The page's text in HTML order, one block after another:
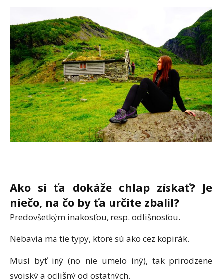
Ako si ťa dokáže chlap získať? Je
niečo, na čo by ťa určite zbalil?
Predovšetkým inakosťou, resp. odlišnosťou.
Nebavia ma tie typy, ktoré sú ako cez kopirák.
Musí byť iný (no nie umelo iný), tak prirodzene
svojský a odlišný od ostatných.